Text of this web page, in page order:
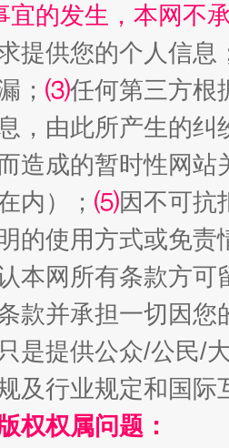
生
生
罪" "炒
宜的发生，本网不
提供您的个人信息
； ⑶任何第三方根
，由此所产生的纠
造成的暂时性网
内）； ⑸因不可抗
的使用方式或免责
本网所有条款方
款并承担一切因
是提供公众/公民/
及行业规定和国
权权属问题：